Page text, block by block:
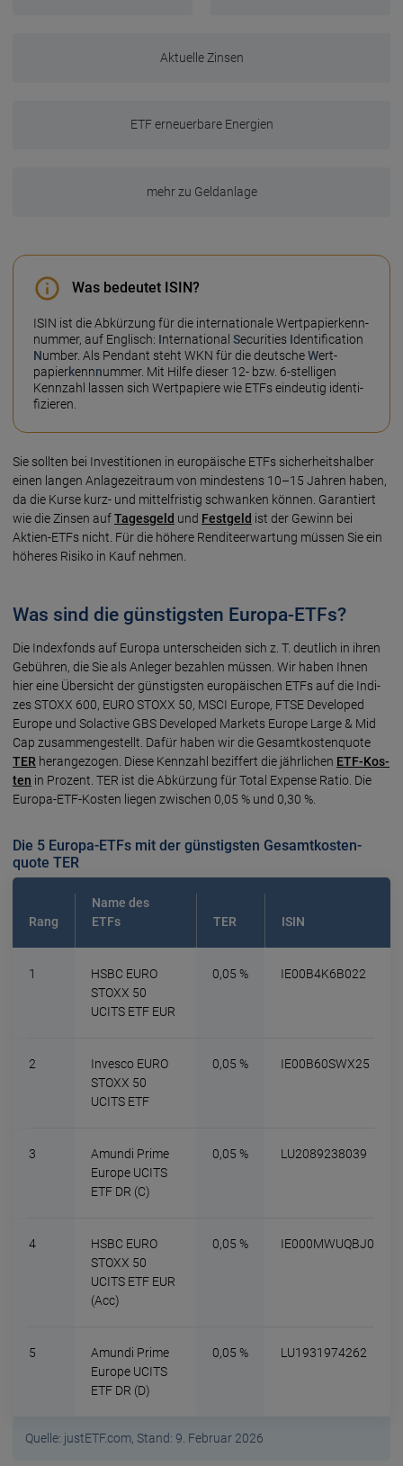
Aktuelle Zinsen
ETF erneuerbare Energien
mehr zu Geldanlage
Was bedeutet ISIN?
ISIN ist die Ab­kür­zung für die inter­natio­nale Wert­papier­kenn­
num­mer, auf Eng­lisch: Inter­natio­nal Securities Identi­fica­tion
Number. Als Pendant steht WKN für die deut­scheWert­
papierkennnummer. Mit Hil­fe dieser 12- bzw. 6-stelli­gen
Kenn­zahl las­sen sich Wert­papie­re wie ETFs ein­deu­tig identi­
fi­zie­ren.
Sie sollten bei Investi­tio­nen in euro­päi­sche ETFs sicher­heits­hal­ber
einen langen Anlage­zeit­raum von mindes­tens 10–15 Jah­ren ha­ben,
da die Kurse kurz- und mittel­fris­tig schwan­ken kön­nen. Garan­tiert
wie die Zin­sen aufTages­geld und Fest­geld ist der Gewinn bei
Aktien-ETFs nicht. Für die hö­here Rendite­er­war­tung müs­sen Sie ein
höhe­res Risi­ko in Kauf neh­men.
Was sind die günstigsten Europa-ETFs?
Die Index­fonds auf Europa unter­schei­den sich z. T. deut­lich in ihren
Ge­büh­ren, die Sie als An­le­ger bezah­len müs­sen. Wir ha­ben Ih­nen
hier eine Über­sicht der güns­tigs­ten euro­päi­schen ETFs auf die Indi­
zes STOXX 600, EURO STOXX 50, MSCI Euro­pe, FTSE Deve­loped
Euro­pe und Sol­acti­ve GBS Deve­loped Mar­kets Euro­pe Large & Mid
Cap zusammen­ge­stellt. Dafür haben wir die Gesamt­kos­ten­quote
TER heran­ge­zo­gen. Diese Kenn­zahl be­zif­fert die jähr­li­chen ETF-Kos­
ten in Pro­zent. TER ist die Ab­kür­zung für Total Expen­se Ra­tio. Die
Euro­pa-ETF-Kos­ten liegen zwi­schen 0,05 % und 0,30 %.
Die 5 Europa-ETFs mit der günstigsten Gesamt­kosten­
quote TER
Rang
Name des
ETFs
TER ISIN
1
HSBC EURO
STOXX 50
UCITS ETF EUR
0,05 % IE00B4K6B022
2
Invesco EURO
STOXX 50
UCITS ETF
0,05 % IE00B60SWX25
3
Amundi Prime
Europe UCITS
ETF DR (C)
0,05 % LU2089238039
4
HSBC EURO
STOXX 50
UCITS ETF EUR
(Acc)
0,05 % IE000MWUQBJ0
5
Amundi Prime
Europe UCITS
ETF DR (D)
0,05 % LU1931974262
Quelle: justETF.com, Stand: 9. Februar 2026